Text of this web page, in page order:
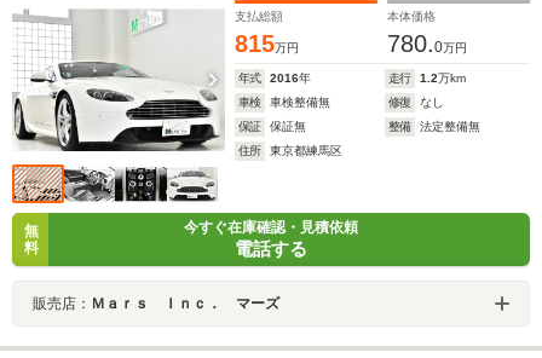
支払総額
815万円
本体価格
780.0万円
年式 2016年 走行 1.2万km
車検
車検整備無 修復
なし
保証
保証無 整備
法定整備無
住所
東京都練馬区
無
料
今すぐ在庫確認・見積依頼
電話する
販売店： Ｍａｒｓ Ｉｎｃ． マーズ